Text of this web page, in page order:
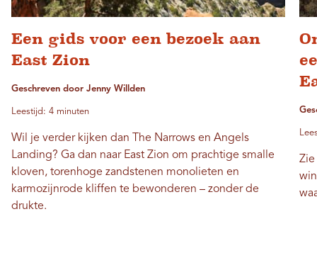
Een gids voor een bezoek aan
East Zion
Geschreven door Jenny Willden
Leestijd: 4 minuten
Wil je verder kijken dan The Narrows en Angels
Landing? Ga dan naar East Zion om prachtige smalle
kloven, torenhoge zandstenen monolieten en
karmozijnrode kliffen te bewonderen – zonder de
drukte.